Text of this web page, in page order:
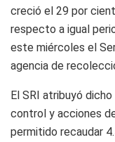
creció el 29 por
respecto a igual
este miércoles el
agencia de
El SRI atribuyó
control y acciones
permitido recaudar